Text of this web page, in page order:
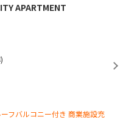
APARTMENT
フバルコニー付き 商業施設充